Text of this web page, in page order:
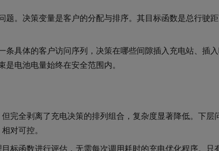
题。决策变量是客户的分配与排序。其目标函数是总行驶
条具体的客户访问序列，决策在哪些间隙插入充电站、插
电池电量始终在安全范围内。
完全剥离了充电决策的排列组合，复杂度显著降低。下层
对可控。
标函数进行评估，无需每次调用耗时的充电优化程序。只